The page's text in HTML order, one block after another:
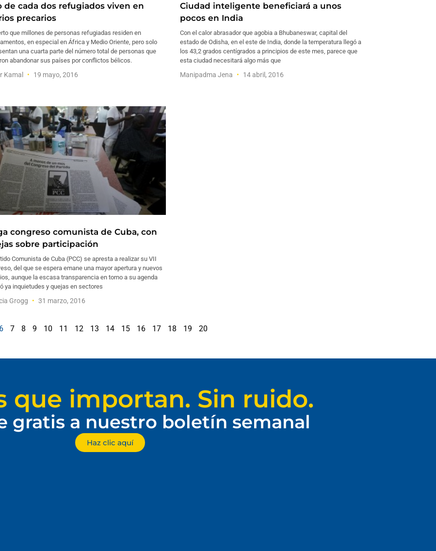
de cada dos refugiados viven en
precarios
que millones de personas refugiadas residen en
en especial en África y Medio Oriente, pero solo
una cuarta parte del número total de personas que
abandonar sus países por conflictos bélicos.
Kamal 19 mayo, 2016
Ciudad inteligente beneficiará a unos
pocos en India
Con el calor abrasador que agobia a Bhubaneswar, capital del
estado de Odisha, en el este de India, donde la temperatura llegó a
los 43,2 grados centígrados a principios de este mes, parece que
esta ciudad necesitará algo más que
Manipadma Jena 14 abril, 2016
congreso comunista de Cuba, con
sobre participación
Comunista de Cuba (PCC) se apresta a realizar su VII
del que se espera emane una mayor apertura y nuevos
aunque la escasa transparencia en torno a su agenda
ya inquietudes y quejas en sectores
Grogg 31 marzo, 2016
6 7 8 9 10 11 12 13 14 15 16 17 18 19 20
que importan. Sin ruido.
gratis a nuestro boletín semanal
Haz clic aquí